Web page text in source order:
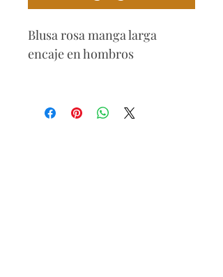
Blusa rosa manga larga
encaje en hombros
Algodón